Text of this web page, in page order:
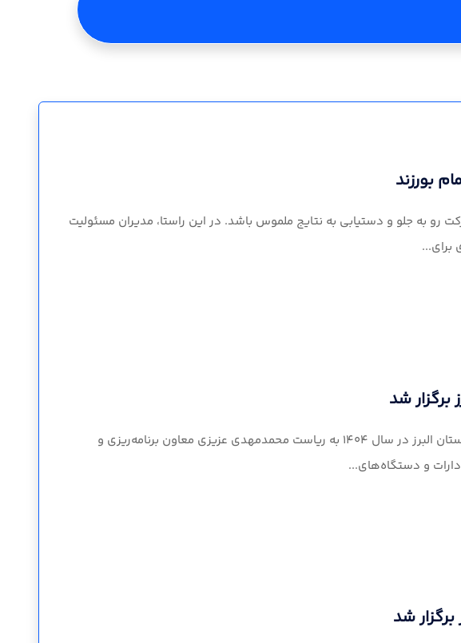
بورزند
رو به جلو و دستیابی به نتایج ملموس باشد. در این راستا، مدیران مسئولیت
برای...
شد
دومین جلسه کمیته مناسب سازی معابر و اماکن عمومی شهرستان البرز در سال ۱۴۰۴ به ریاست محمدمهدی عزیزی معاون برنامه‌ریزی و
و دستگاه‌های...
شد